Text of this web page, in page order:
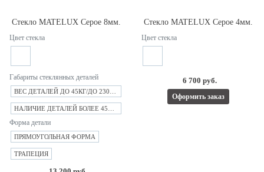
Стекло MATELUX Серое 8мм.
Цвет стекла
Габариты стеклянных деталей
Форма детали
ПРЯМОУГОЛЬНАЯ ФОРМА
ТРАПЕЦИЯ
Стекло MATELUX Серое 4мм.
Цвет стекла
6 700 руб.
Оформить заказ